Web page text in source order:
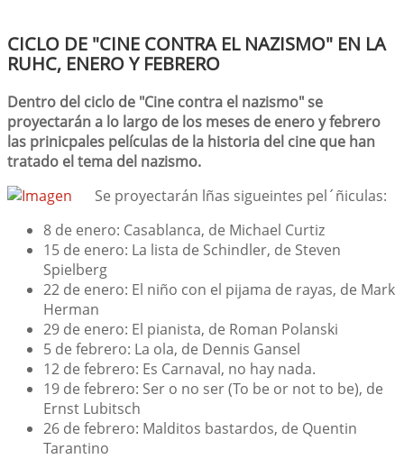
CICLO DE "CINE CONTRA EL NAZISMO" EN LA
RUHC, ENERO Y FEBRERO
Dentro del ciclo de "Cine contra el nazismo" se
proyectarán a lo largo de los meses de enero y febrero
las prinicpales películas de la historia del cine que han
tratado el tema del nazismo.
Se proyectarán lñas sigueintes pel´ñiculas:
8 de enero: Casablanca, de Michael Curtiz
15 de enero: La lista de Schindler, de Steven
Spielberg
22 de enero: El niño con el pijama de rayas, de Mark
Herman
29 de enero: El pianista, de Roman Polanski
5 de febrero: La ola, de Dennis Gansel
12 de febrero: Es Carnaval, no hay nada.
19 de febrero: Ser o no ser (To be or not to be), de
Ernst Lubitsch
26 de febrero: Malditos bastardos, de Quentin
Tarantino